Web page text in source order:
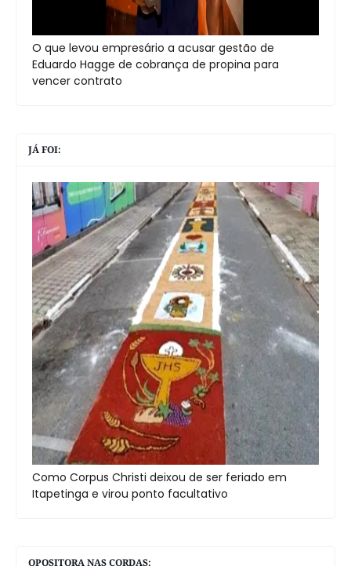
O que levou empresário a acusar gestão de
Eduardo Hagge de cobrança de propina para
vencer contrato
JÁ FOI:
Como Corpus Christi deixou de ser feriado em
Itapetinga e virou ponto facultativo
OPOSITORA NAS CORDAS: